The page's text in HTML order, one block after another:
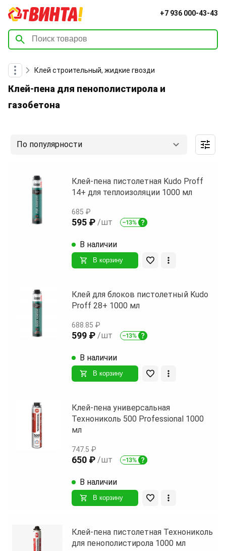
+7 936 000-43-43
Клей строительный, жидкие гвозди
Клей-пена для пенополистирола и
газобетона
По популярности
Клей-пена пистолетная Kudo Proff
14+ для теплоизоляции 1000 мл
685 ₽
595 ₽ /шт
В наличии
В корзину
Клей для блоков пистолетный Kudo
Proff 28+ 1000 мл
688.85 ₽
599 ₽ /шт
В наличии
В корзину
Клей-пена универсальная
Технониколь 500 Professional 1000
мл
747.5 ₽
650 ₽ /шт
В наличии
В корзину
Клей-пена пистолетная Технониколь
для пенополистирола 1000 мл